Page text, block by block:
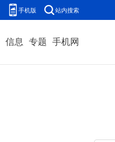
手机版 站内搜索
信息 专题 手机网